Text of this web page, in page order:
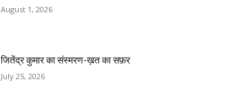
August 1, 2026
जितेंद्र कुमार का संस्मरण-ख़त का सफ़र
July 25, 2026